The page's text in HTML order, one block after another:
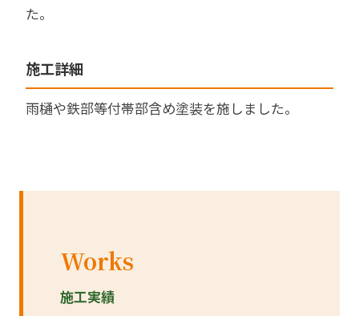
た。
施工詳細
雨樋や鉄部等付帯部含め塗装を施しました。
Works
施工実績